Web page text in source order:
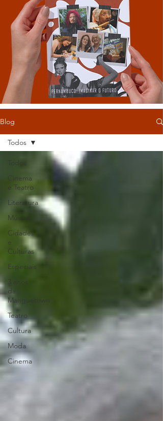
Blog
Todos
Cinema
e Teatro
Literatura
Música
Cidades
e
Culturas
Especiais
da
Manguetown
Teatro
Cultura
Moda
Cinema
Todos